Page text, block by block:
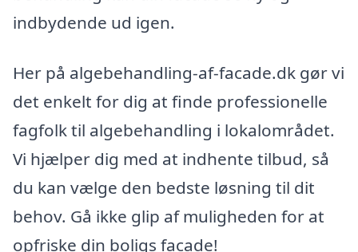
indbydende ud igen.
Her på algebehandling-af-facade.dk gør vi
det enkelt for dig at finde professionelle
fagfolk til algebehandling i lokalområdet.
Vi hjælper dig med at indhente tilbud, så
du kan vælge den bedste løsning til dit
behov. Gå ikke glip af muligheden for at
opfriske din boligs facade!